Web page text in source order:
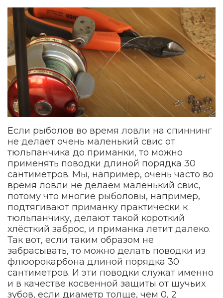
Если рыболов во время ловли на спиннинг
не делает очень маленький свис от
тюльпанчика до приманки, то можно
применять поводки длиной порядка 30
сантиметров. Мы, например, очень часто во
время ловли не делаем маленький свис,
потому что многие рыболовы, например,
подтягивают приманку практически к
тюльпанчику, делают такой короткий
хлёсткий заброс, и приманка летит далеко.
Так вот, если таким образом не
забрасывать, то можно делать поводки из
флюорокарбона длиной порядка 30
сантиметров. И эти поводки служат именно
и в качестве косвенной защиты от щучьих
зубов, если диаметр толще, чем 0, 2